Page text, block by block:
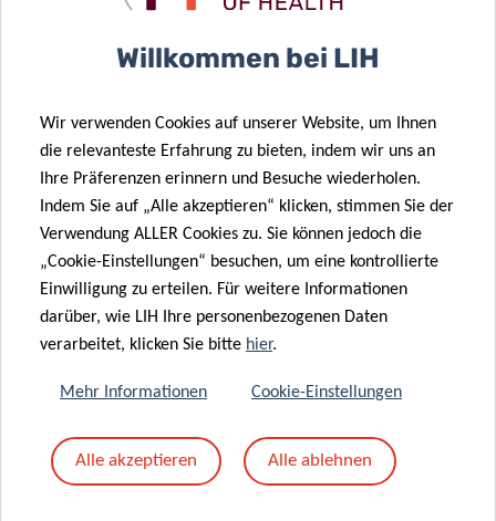
Fortbildungsveranstaltungen
Offene Doktorandenstellen
KONTAKT
Bei Fragen zur NextImmune DTU wenden Sie sich bitte an:
Finanziert durch
Willkommen bei LIH
Wir verwenden Cookies auf unserer Website, um Ihnen
die relevanteste Erfahrung zu bieten, indem wir uns an
Ihre Präferenzen erinnern und Besuche wiederholen.
Indem Sie auf „Alle akzeptieren“ klicken, stimmen Sie der
Verwendung ALLER Cookies zu. Sie können jedoch die
„Cookie-Einstellungen“ besuchen, um eine kontrollierte
Einwilligung zu erteilen. Für weitere Informationen
darüber, wie LIH Ihre personenbezogenen Daten
verarbeitet, klicken Sie bitte hier.
Mehr Informationen Cookie-Einstellungen
Alle akzeptieren Alle ablehnen